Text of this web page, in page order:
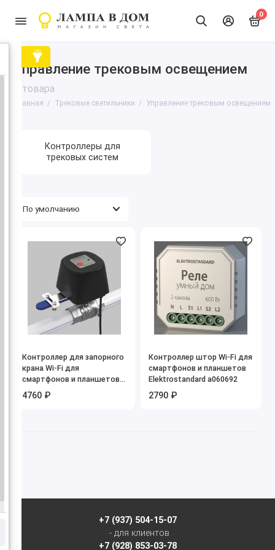
0
Управление трековым освещением
2 товара
Главная Трековые светильники Управление трековым освещением
Контроллеры для
трековых систем
Контроллер для запорного
крана Wi-Fi для
смартфонов и планшетов
4760 ₽
Контроллер штор Wi-Fi для
смартфонов и планшетов
Elektrostandard a060692
2790 ₽
+7 (937) 504-15-07
- для клиентов
+7 (928) 853-03-78